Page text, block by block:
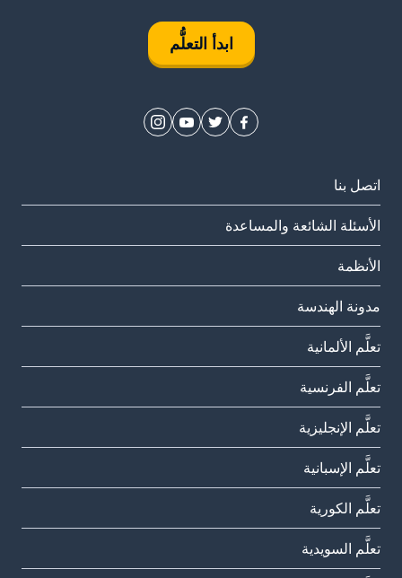
ابدأ التعلُّم
اتصل بنا
الأسئلة الشائعة والمساعدة
الأنظمة
مدونة الهندسة
تعلَّم الألمانية
تعلَّم الفرنسية
تعلَّم الإنجليزية
تعلَّم الإسبانية
تعلَّم الكورية
تعلَّم السويدية